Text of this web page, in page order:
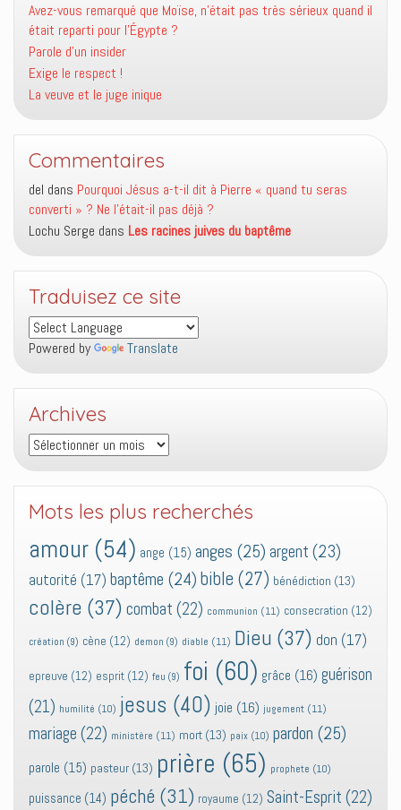
Avez-vous remarqué que Moïse, n’était pas très sérieux quand il
était reparti pour l’Égypte ?
Parole d’un insider
Exige le respect !
La veuve et le juge inique
Commentaires
del dans Pourquoi Jésus a-t-il dit à Pierre « quand tu seras
converti » ? Ne l’était-il pas déjà ?
Lochu Serge dans Les racines juives du baptême
Traduisez ce site
Powered by Translate
Archives
Archives
Mots les plus recherchés
amour (54) ange (15) anges (25) argent (23)
autorité (17) baptême (24) bible (27) bénédiction (13)
colère (37) combat (22) communion (11) consecration (12)
création (9) cène (12) demon (9) diable (11) Dieu (37) don (17)
epreuve (12) esprit (12) feu (9) foi (60) grâce (16) guérison
(21) humilité (10) jesus (40) joie (16) jugement (11)
mariage (22) ministère (11) mort (13) paix (10) pardon (25)
parole (15) pasteur (13) prière (65) prophete (10)
puissance (14) péché (31) royaume (12) Saint-Esprit (22)